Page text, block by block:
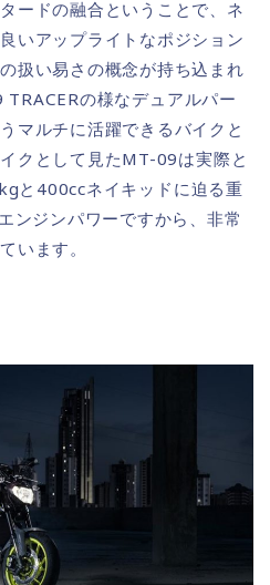
ードの融合ということで、ネ
いアップライトなポジション
扱い易さの概念が持ち込まれ
の様なデュアルパー
マルチに活躍できるバイクと
クとして見たMT-09は実際と
と400ccネイキッドに迫る重
ンジンパワーですから、非常
います。